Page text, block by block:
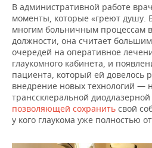
В административной работе
моменты, которые «греют душу.
многим больничным процессам
должности, она считает
очередей на оперативное
глаукомного кабинета, и
пациента, который ей довелось
внедрение новых технологий —
транссклеральной
позволяющей сохранить свой
у кого глаукома уже полностью